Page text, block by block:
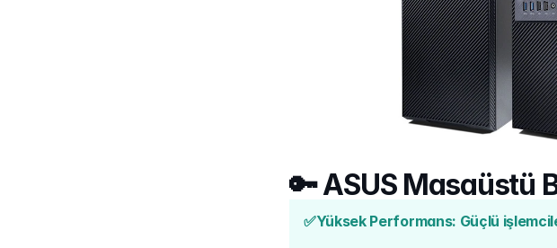
🔑 ASUS Masaüstü
✅Yüksek Performans: Güçlü